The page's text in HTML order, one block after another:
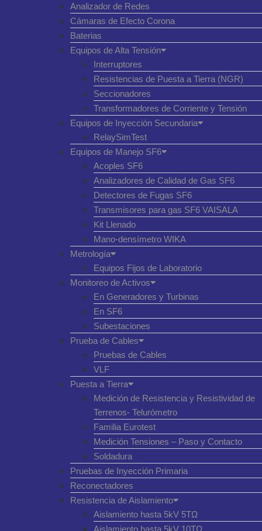
Analizador de Redes
Cámaras de Efecto Corona
Baterias
Equipos de Alta Tensión
Interruptores
Resistencias de Puesta a Tierra (NGR)
Seccionadores
Transformadores de Corriente y Tensión
Equipos de Inyección Secundaria
RelaySimTest
Equipos de Manejo SF6
Acoples SF6
Analizadores de Calidad de Gas SF6
Detectores de Fugas SF6
Transmisores para gas SF6 VAISALA
Kit Llenado
Mano-densímetro WIKA
Metrología
Equipos Fijos de Laboratorio
Monitoreo de Activos
En Generadores y Turbinas
En SF6
Subestaciones
Prueba de Cables
Pruebas de Cables
VLF
Puesta a Tierra
Medición de Resistencia y Resistividad de
Terrenos- Telurómetro
Familia Eurotest
Medición Tensiones – Paso y Contacto
Soldadura
Pruebas de Inyección Primaria
Reconectadores
Resistencia de Aislamiento
Aislamiento hasta 5kV 5TΩ
Aislamiento hasta 5kV 10TΩ